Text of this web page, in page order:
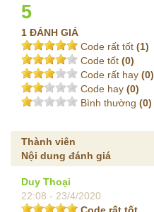
5
1 ĐÁNH GIÁ
Code rất tốt (1)
Code tốt (0)
Code rất hay (0)
Code hay (0)
Bình thường (0)
Thành viên
Nội dung đánh giá
Duy Thoại
22:08 - 23/4/2020
Code rất tốt